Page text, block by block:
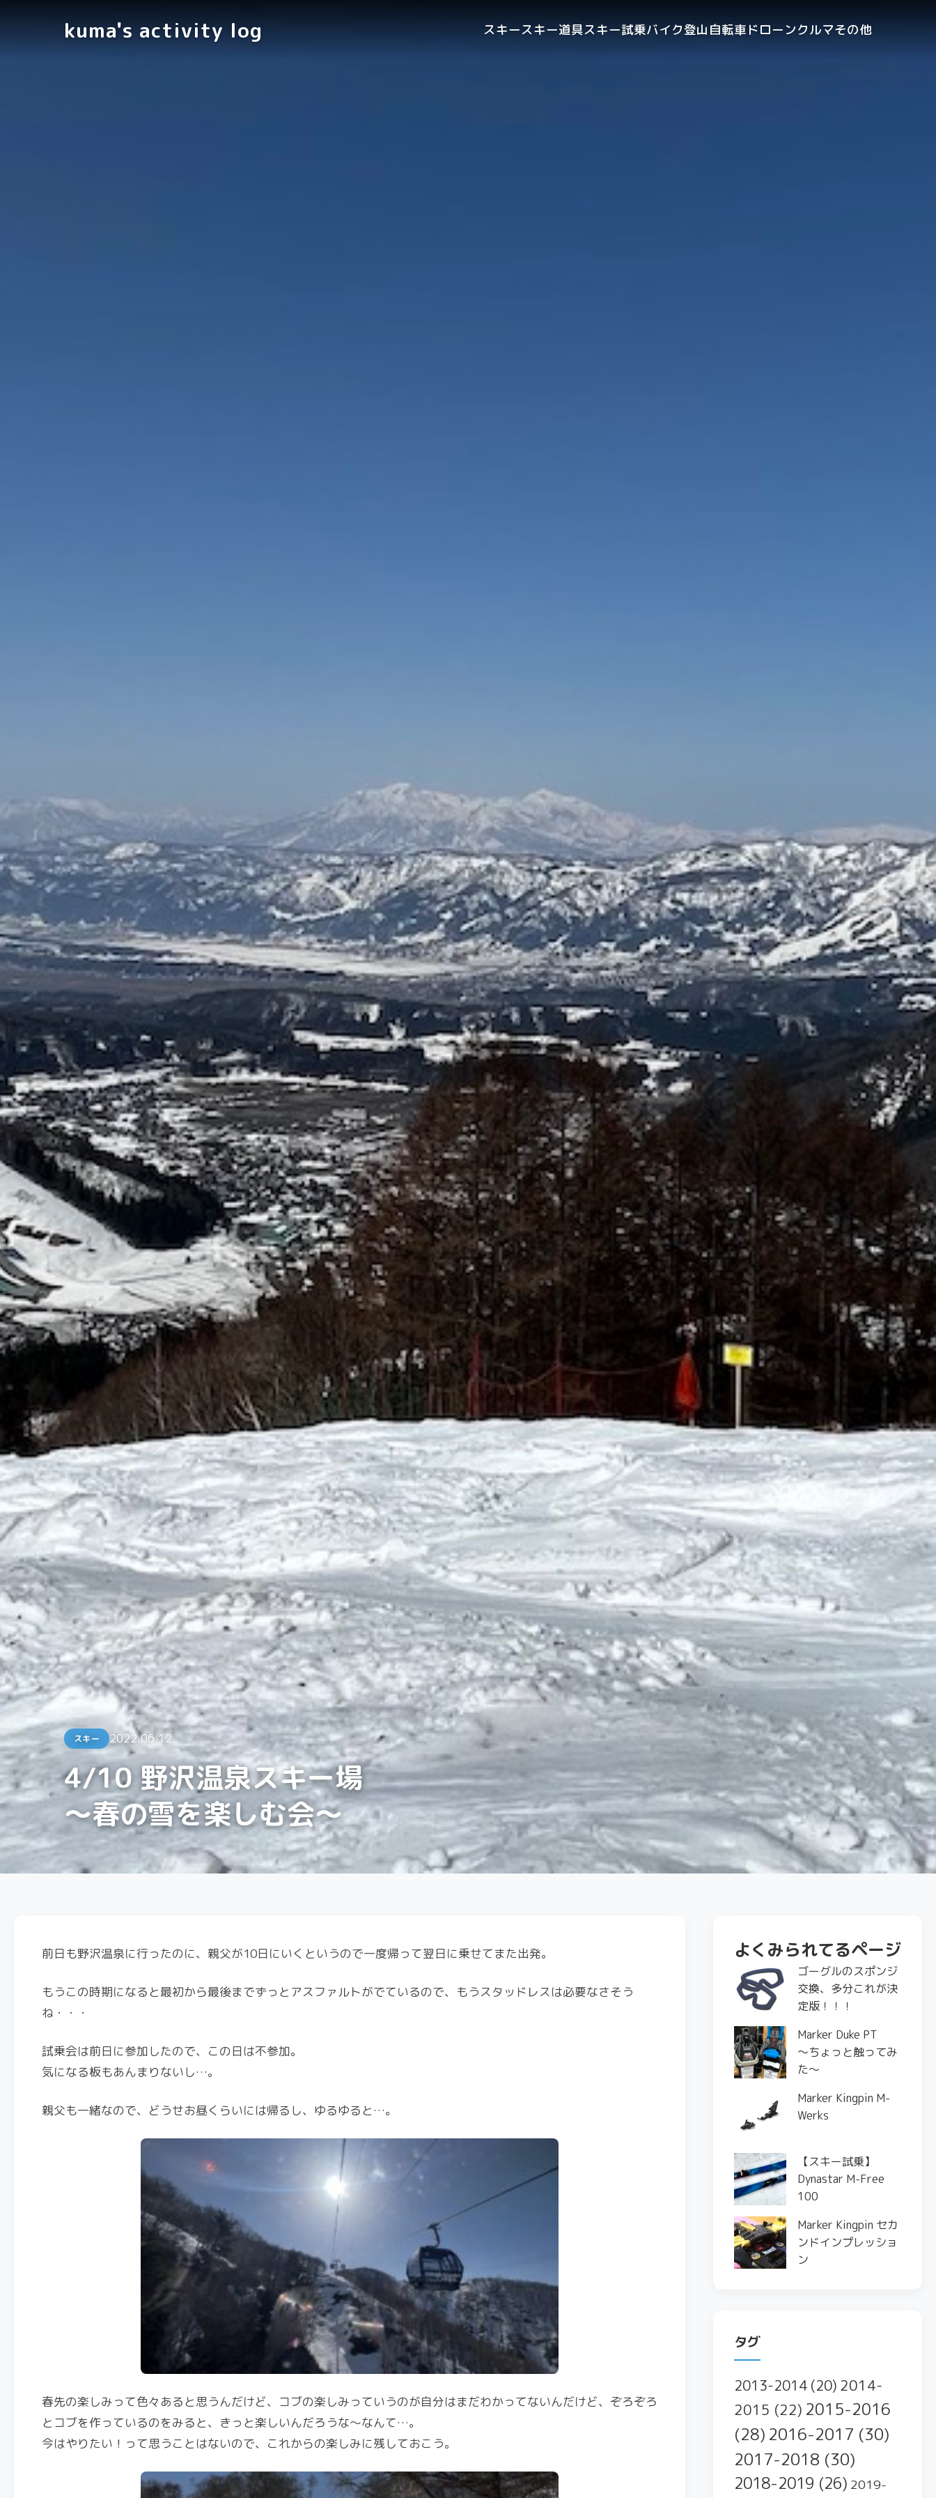
kuma's activity log スキースキー道具スキー試乗バイク登山 自転車 ドローンクルマその他
スキー 2022.06.12
4/10 野沢温泉スキー場
〜春の雪を楽しむ会〜
前日も野沢温泉に行ったのに、親父が10日にいくというので一度帰って翌日に乗せてまた出発。
もうこの時期になると最初から最後までずっとアスファルトがでているので、もうスタッドレスは必要なさそう
ね・・・
試乗会は前日に参加したので、この日は不参加。
気になる板もあんまりないし…。
親父も一緒なので、どうせお昼くらいには帰るし、ゆるゆると…。
春先の楽しみって色々あると思うんだけど、コブの楽しみっていうのが自分はまだわかってないんだけど、ぞろぞろ
とコブを作っているのをみると、きっと楽しいんだろうな〜なんて…。
今はやりたい！って思うことはないので、これからの楽しみに残しておこう。
よくみられてるページ
ゴーグルのスポンジ
交換、多分これが決
定版！！！
Marker Duke PT
〜ちょっと触ってみ
た〜
Marker Kingpin M-
Werks
【スキー試乗】
Dynastar M-Free
100
Marker Kingpin セカ
ンドインプレッショ
ン
タグ
2013-2014 (20) 2014-
2015 (22) 2015-2016
(28) 2016-2017 (30)
2017-2018 (30)
2018-2019 (26) 2019-